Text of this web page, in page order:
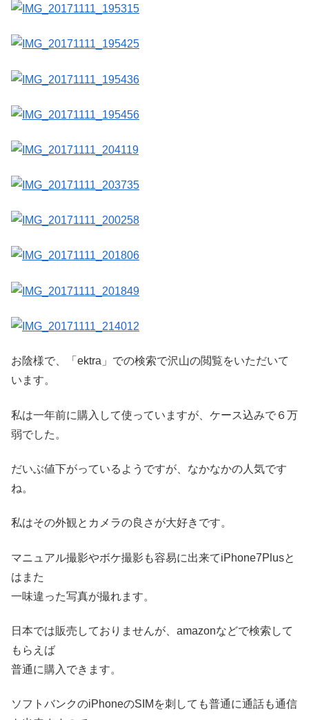
お陰様で、「ektra」での検索で沢山の閲覧をいただいて
います。
私は一年前に購入して使っていますが、ケース込みで６万
弱でした。
だいぶ値下がっているようですが、なかなかの人気です
ね。
私はその外観とカメラの良さが大好きです。
マニュアル撮影やボケ撮影も容易に出来てiPhone7Plusと
はまた
一味違った写真が撮れます。
日本では販売しておりませんが、amazonなどで検索して
もらえば
普通に購入できます。
ソフトバンクのiPhoneのSIMを刺しても普通に通話も通信